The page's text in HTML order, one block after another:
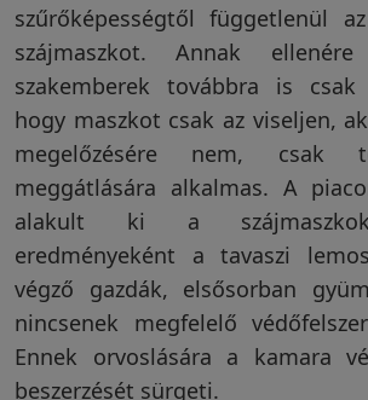
Garanciáink
Szakértői
blog
Légy
viszonteladó!
Rólunk
szűrőképességtől függetlenül
szájmaszkot. Annak
szakemberek továbbra is csak
hogy maszkot csak az viseljen,
megelőzésére nem, csak
meggátlására alkalmas. A
alakult ki a
eredményeként a tavaszi
végző gazdák, elsősorban
nincsenek megfelelő
Ennek orvoslására a kamara
beszerzését sürgeti.